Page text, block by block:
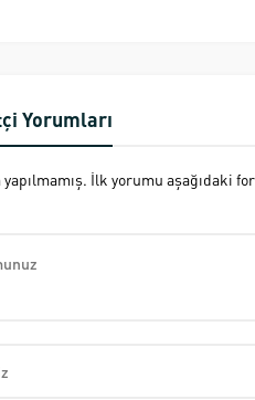
Yorumları
İlk yorumu aşağıdaki